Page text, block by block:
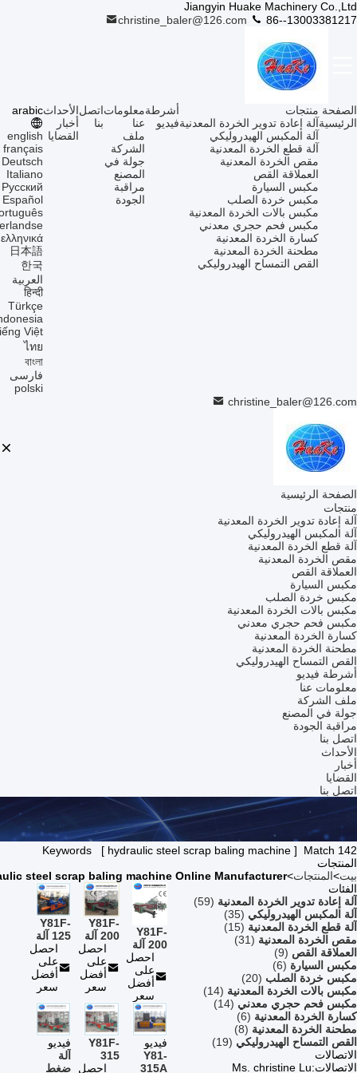
Jiangyin Huake Machinery Co.,Ltd
christine_baler@126.com
86--13003381217
الصفحة
الرئيسية
منتجات
آلة إعادة تدوير الخردة المعدنية
آلة المكبس الهيدروليكي
آلة قطع الخردة المعدنية
مقص الخردة المعدنية
العملاقة القص
مكبس السيارة
مكبس خردة الصلب
مكبس بالات الخردة المعدنية
مكبس فحم حجري معدني
كسارة الخردة المعدنية
مطحنة الخردة المعدنية
القص التمساح الهيدروليكي
أشرطة
فيديو
معلومات
عنا
ملف
الشركة
جولة في
المصنع
مراقبة
الجودة
اتصل
بنا
الأحداث
أخبار
القضايا
arabic
english
français
Deutsch
Italiano
Русский
Español
ελληνικά
日本語
한국
العربية
हिन्दी
Türkçe
Việt
ไทย
বাংলা
فارسی
polski
christine_baler@126.com
الصفحة الرئيسية
منتجات
آلة إعادة تدوير الخردة المعدنية
آلة المكبس الهيدروليكي
آلة قطع الخردة المعدنية
مقص الخردة المعدنية
العملاقة القص
مكبس السيارة
مكبس خردة الصلب
مكبس بالات الخردة المعدنية
مكبس فحم حجري معدني
كسارة الخردة المعدنية
مطحنة الخردة المعدنية
القص التمساح الهيدروليكي
أشرطة فيديو
معلومات عنا
ملف الشركة
جولة في المصنع
مراقبة الجودة
اتصل بنا
الأحداث
أخبار
القضايا
اتصل بنا
Keywords [ hydraulic steel scrap baling machine ] Match 142
المنتجات
بيت>المنتجات>
steel scrap baling machine Online Manufacturer
الفئات
آلة إعادة تدوير الخردة المعدنية (59)
آلة المكبس الهيدروليكي (35)
آلة قطع الخردة المعدنية (15)
مقص الخردة المعدنية (31)
العملاقة القص (9)
مكبس السيارة (6)
مكبس خردة الصلب (20)
مكبس بالات الخردة المعدنية (14)
مكبس فحم حجري معدني (14)
كسارة الخردة المعدنية (6)
مطحنة الخردة المعدنية (8)
القص التمساح الهيدروليكي (19)
الاتصالات
الاتصالات:Ms. christine Lu
Y81F-
200 آلة
ربط
خردة
الصلب
الهيدروليكية
المربعة
احصل
على
أفضل
سعر
Y81F-
200 آلة
ضغط
الخردة
الفولاذية
لإعادة
تدوير
المعادن
احصل
على
أفضل
سعر
Y81F-
125 آلة
تلبيس
الخردة
المعدنية
للألومنيوم
والنحاس
والفولاذ
المقاوم
للصدأ
احصل
على
أفضل
سعر
فيديو
Y81-
315A
Y81F-
315
مكبس
احصل
فيديو
آلة
ضغط